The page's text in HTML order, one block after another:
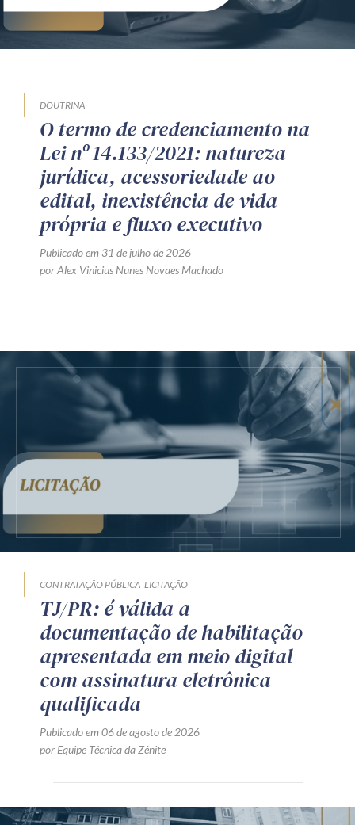
DOUTRINA
O termo de credenciamento na
Lei nº 14.133/2021: natureza
jurídica, acessoriedade ao
edital, inexistência de vida
própria e fluxo executivo
Publicado em 31 de julho de 2026
por Alex Vinicius Nunes Novaes Machado
CONTRATAÇÃO PÚBLICA LICITAÇÃO
TJ/PR: é válida a
documentação de habilitação
apresentada em meio digital
com assinatura eletrônica
qualificada
Publicado em 06 de agosto de 2026
por Equipe Técnica da Zênite